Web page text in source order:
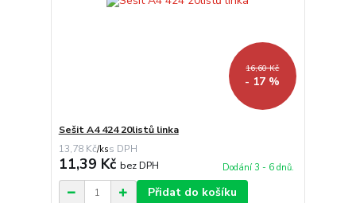
16,60 Kč
- 17 %
Sešit A4 424 20listů linka
13,78 Kč/ks
11,39 Kč bez DPH Dodání 3 - 6 dnů.
Přidat do košíku